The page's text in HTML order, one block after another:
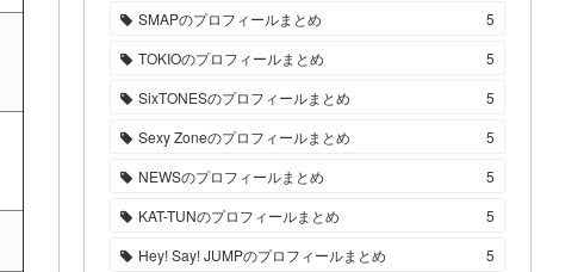
SMAPのプロフィールまとめ
5
TOKIOのプロフィールまとめ
5
SixTONESのプロフィールまとめ
5
Sexy Zoneのプロフィールまとめ
5
NEWSのプロフィールまとめ
5
KAT-TUNのプロフィールまとめ
5
Hey! Say! JUMPのプロフィールまとめ
5